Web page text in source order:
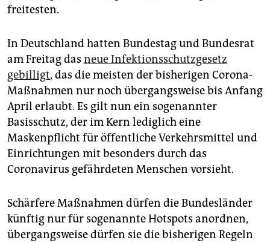
freitesten.
In Deutschland hatten Bundestag und Bundesrat
am Freitag das neue Infektionsschutzgesetz
gebilligt, das die meisten der bisherigen Corona-
Maßnahmen nur noch übergangsweise bis Anfang
April erlaubt. Es gilt nun ein sogenannter
Basisschutz, der im Kern lediglich eine
Maskenpflicht für öffentliche Verkehrsmittel und
Einrichtungen mit besonders durch das
Coronavirus gefährdeten Menschen vorsieht.
Schärfere Maßnahmen dürfen die Bundesländer
künftig nur für sogenannte Hotspots anordnen,
übergangsweise dürfen sie die bisherigen Regeln